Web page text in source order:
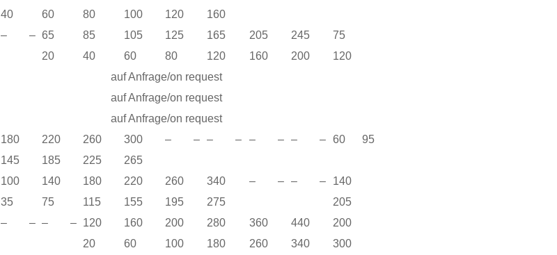
40
60
80
100
120
160
– – 65
20
85
40
105
60
125
80
165
120
205
160
245
200
75
120
auf Anfrage/on request
auf Anfrage/on request
auf Anfrage/on request
180
145
220
185
260
225
300
265
– – – – – – – – 60 95
100
35
140
75
180
115
220
155
260
195
340
275
– – – –
140
205
– – – – 120
20
160
60
200
100
280
180
360
260
440
340
200
300